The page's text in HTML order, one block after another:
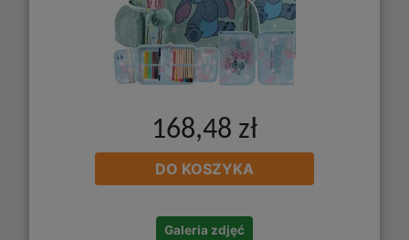
168,48 zł
DO KOSZYKA
Galeria zdjęć